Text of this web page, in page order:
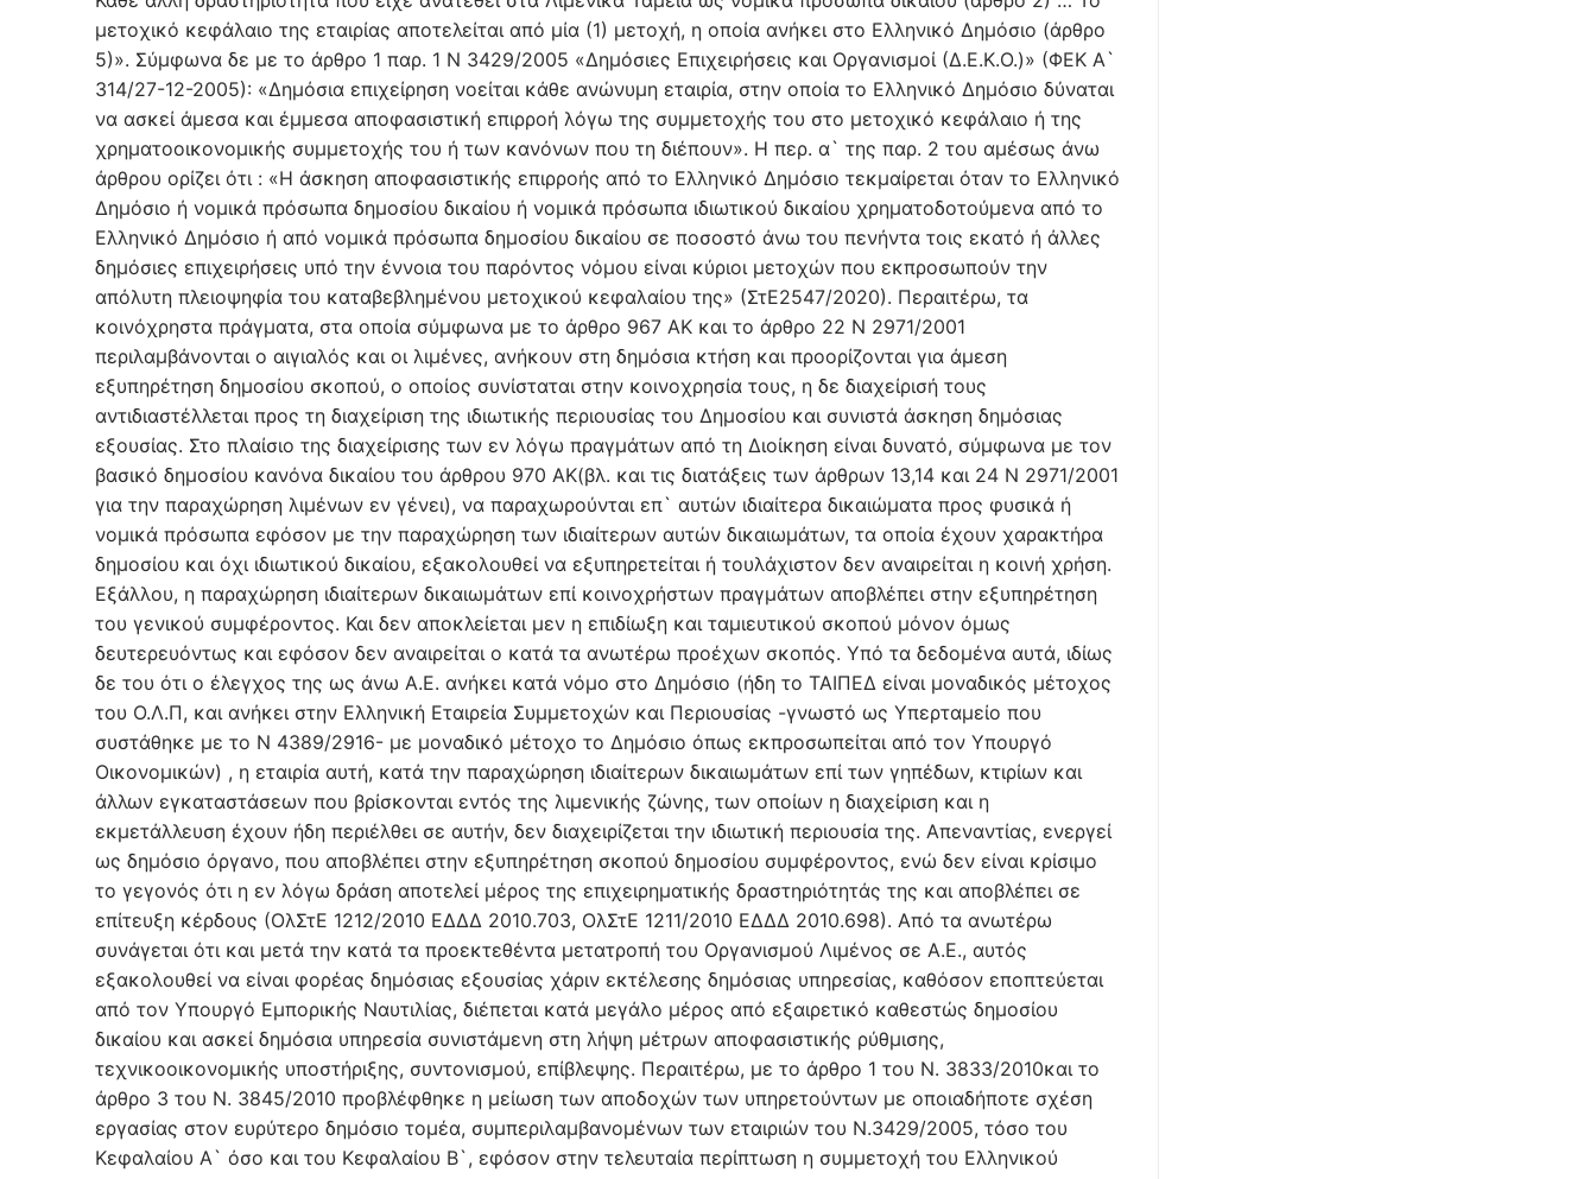
μετοχικό κεφάλαιο της εταιρίας αποτελείται από μία (1) μετοχή, η οποία ανήκει στο Ελληνικό Δημόσιο (άρθρο
5)». Σύμφωνα δε με το άρθρο 1 παρ. 1 Ν 3429/2005 «Δημόσιες Επιχειρήσεις και Οργανισμοί (Δ.Ε.Κ.Ο.)» (ΦΕΚ Α`
314/27-12-2005): «Δημόσια επιχείρηση νοείται κάθε ανώνυμη εταιρία, στην οποία το Ελληνικό Δημόσιο δύναται
να ασκεί άμεσα και έμμεσα αποφασιστική επιρροή λόγω της συμμετοχής του στο μετοχικό κεφάλαιο ή της
χρηματοοικονομικής συμμετοχής του ή των κανόνων που τη διέπουν». Η περ. α` της παρ. 2 του αμέσως άνω
άρθρου ορίζει ότι : «Η άσκηση αποφασιστικής επιρροής από το Ελληνικό Δημόσιο τεκμαίρεται όταν το Ελληνικό
Δημόσιο ή νομικά πρόσωπα δημοσίου δικαίου ή νομικά πρόσωπα ιδιωτικού δικαίου χρηματοδοτούμενα από το
Ελληνικό Δημόσιο ή από νομικά πρόσωπα δημοσίου δικαίου σε ποσοστό άνω του πενήντα τοις εκατό ή άλλες
δημόσιες επιχειρήσεις υπό την έννοια του παρόντος νόμου είναι κύριοι μετοχών που εκπροσωπούν την
απόλυτη πλειοψηφία του καταβεβλημένου μετοχικού κεφαλαίου της» (ΣτΕ2547/2020). Περαιτέρω, τα
κοινόχρηστα πράγματα, στα οποία σύμφωνα με το άρθρο 967 ΑΚ και το άρθρο 22 Ν 2971/2001
περιλαμβάνονται ο αιγιαλός και οι λιμένες, ανήκουν στη δημόσια κτήση και προορίζονται για άμεση
εξυπηρέτηση δημοσίου σκοπού, ο οποίος συνίσταται στην κοινοχρησία τους, η δε διαχείρισή τους
αντιδιαστέλλεται προς τη διαχείριση της ιδιωτικής περιουσίας του Δημοσίου και συνιστά άσκηση δημόσιας
εξουσίας. Στο πλαίσιο της διαχείρισης των εν λόγω πραγμάτων από τη Διοίκηση είναι δυνατό, σύμφωνα με τον
βασικό δημοσίου κανόνα δικαίου του άρθρου 970 ΑΚ(βλ. και τις διατάξεις των άρθρων 13,14 και 24 Ν 2971/2001
για την παραχώρηση λιμένων εν γένει), να παραχωρούνται επ` αυτών ιδιαίτερα δικαιώματα προς φυσικά ή
νομικά πρόσωπα εφόσον με την παραχώρηση των ιδιαίτερων αυτών δικαιωμάτων, τα οποία έχουν χαρακτήρα
δημοσίου και όχι ιδιωτικού δικαίου, εξακολουθεί να εξυπηρετείται ή τουλάχιστον δεν αναιρείται η κοινή χρήση.
Εξάλλου, η παραχώρηση ιδιαίτερων δικαιωμάτων επί κοινοχρήστων πραγμάτων αποβλέπει στην εξυπηρέτηση
του γενικού συμφέροντος. Και δεν αποκλείεται μεν η επιδίωξη και ταμιευτικού σκοπού μόνον όμως
δευτερευόντως και εφόσον δεν αναιρείται ο κατά τα ανωτέρω προέχων σκοπός. Υπό τα δεδομένα αυτά, ιδίως
δε του ότι ο έλεγχος της ως άνω Α.Ε. ανήκει κατά νόμο στο Δημόσιο (ήδη το ΤΑΙΠΕΔ είναι μοναδικός μέτοχος
του Ο.Λ.Π, και ανήκει στην Ελληνική Εταιρεία Συμμετοχών και Περιουσίας -γνωστό ως Υπερταμείο που
συστάθηκε με το Ν 4389/2916- με μοναδικό μέτοχο το Δημόσιο όπως εκπροσωπείται από τον Υπουργό
Οικονομικών) , η εταιρία αυτή, κατά την παραχώρηση ιδιαίτερων δικαιωμάτων επί των γηπέδων, κτιρίων και
άλλων εγκαταστάσεων που βρίσκονται εντός της λιμενικής ζώνης, των οποίων η διαχείριση και η
εκμετάλλευση έχουν ήδη περιέλθει σε αυτήν, δεν διαχειρίζεται την ιδιωτική περιουσία της. Απεναντίας, ενεργεί
ως δημόσιο όργανο, που αποβλέπει στην εξυπηρέτηση σκοπού δημοσίου συμφέροντος, ενώ δεν είναι κρίσιμο
το γεγονός ότι η εν λόγω δράση αποτελεί μέρος της επιχειρηματικής δραστηριότητάς της και αποβλέπει σε
επίτευξη κέρδους (ΟλΣτΕ 1212/2010 ΕΔΔΔ 2010.703, ΟλΣτΕ 1211/2010 ΕΔΔΔ 2010.698). Από τα ανωτέρω
συνάγεται ότι και μετά την κατά τα προεκτεθέντα μετατροπή του Οργανισμού Λιμένος σε Α.Ε., αυτός
εξακολουθεί να είναι φορέας δημόσιας εξουσίας χάριν εκτέλεσης δημόσιας υπηρεσίας, καθόσον εποπτεύεται
από τον Υπουργό Εμπορικής Ναυτιλίας, διέπεται κατά μεγάλο μέρος από εξαιρετικό καθεστώς δημοσίου
δικαίου και ασκεί δημόσια υπηρεσία συνιστάμενη στη λήψη μέτρων αποφασιστικής ρύθμισης,
τεχνικοοικονομικής υποστήριξης, συντονισμού, επίβλεψης. Περαιτέρω, με το άρθρο 1 του Ν. 3833/2010και το
άρθρο 3 του Ν. 3845/2010 προβλέφθηκε η μείωση των αποδοχών των υπηρετούντων με οποιαδήποτε σχέση
εργασίας στον ευρύτερο δημόσιο τομέα, συμπεριλαμβανομένων των εταιριών του Ν.3429/2005, τόσο του
Κεφαλαίου Α` όσο και του Κεφαλαίου Β`, εφόσον στην τελευταία περίπτωση η συμμετοχή του Ελληνικού